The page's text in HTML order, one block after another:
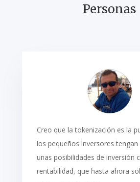
Personas
Creo que la tokenización es la
los pequeños inversores tengan
unas posibilidades de inversión
rentabilidad, que hasta ahora